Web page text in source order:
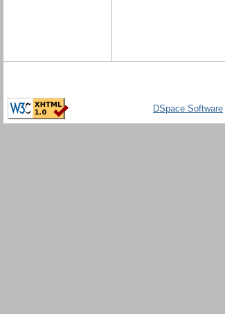
DSpace Software